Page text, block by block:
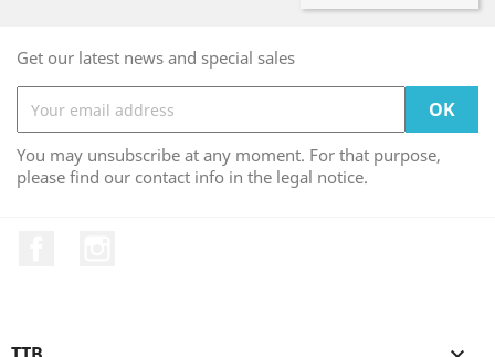
Get our latest news and special sales
You may unsubscribe at any moment. For that purpose,
please find our contact info in the legal notice.